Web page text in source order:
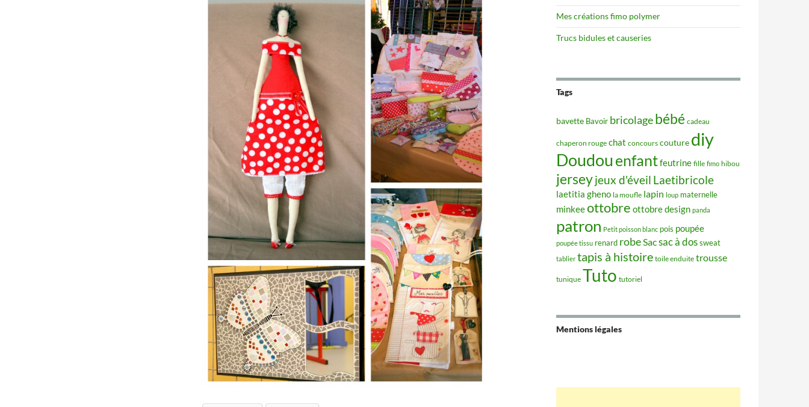
Mes créations fimo polymer
Trucs bidules et causeries
Tags
bavette Bavoir bricolagebébé cadeau
chaperon rouge chat concours couture diy
Doudou enfantfeutrine fille fimo hibou
jerseyjeux d'éveil Laetibricole
laetitia gheno la moufle lapin loup maternelle
minkeeottobre ottobre design panda
patron Petit poisson blanc pois poupée
poupée tissu renard robeSacsac à dossweat
tablier tapis à histoire toile enduite trousse
tunique Tuto tutoriel
Mentions légales